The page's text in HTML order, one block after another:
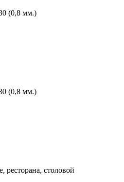
(0,8 мм.)
(0,8 мм.)
ресторана, столовой